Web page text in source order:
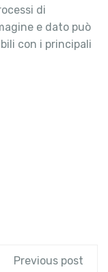
di
e dato può
con i principali
Previous post